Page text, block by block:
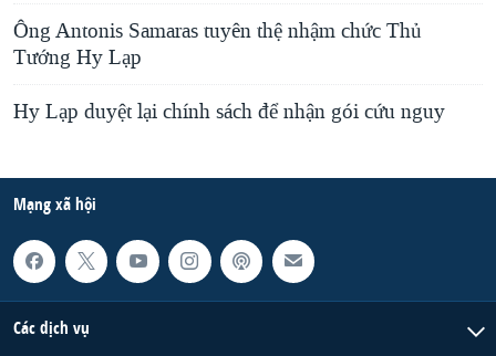
Ông Antonis Samaras tuyên thệ nhậm chức Thủ
Tướng Hy Lạp
Hy Lạp duyệt lại chính sách để nhận gói cứu nguy
Mạng xã hội
Các dịch vụ